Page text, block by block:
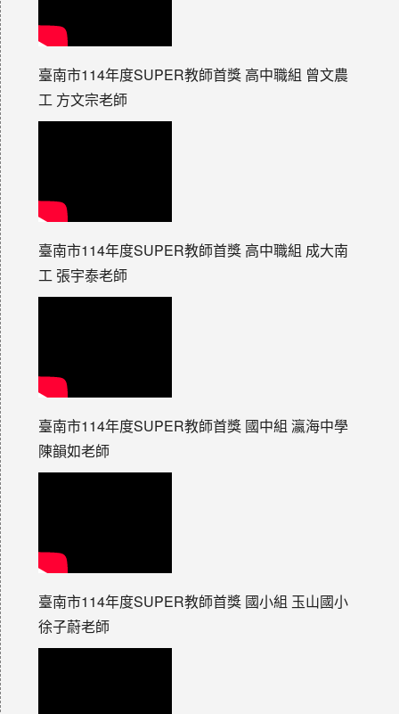
臺南市114年度SUPER教師首獎 高中職組 曾文農
工 方文宗老師
臺南市114年度SUPER教師首獎 高中職組 成大南
工 張宇泰老師
臺南市114年度SUPER教師首獎 國中組 瀛海中學
陳韻如老師
臺南市114年度SUPER教師首獎 國小組 玉山國小
徐子蔚老師